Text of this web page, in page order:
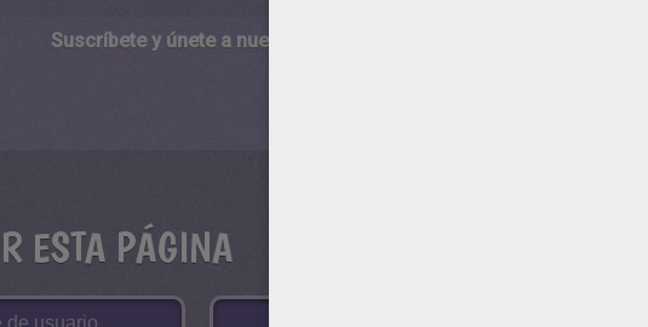
Suscríbete y únete a nuestro canal de vídeos para niños en Youtube:
ESTA PÁGINA